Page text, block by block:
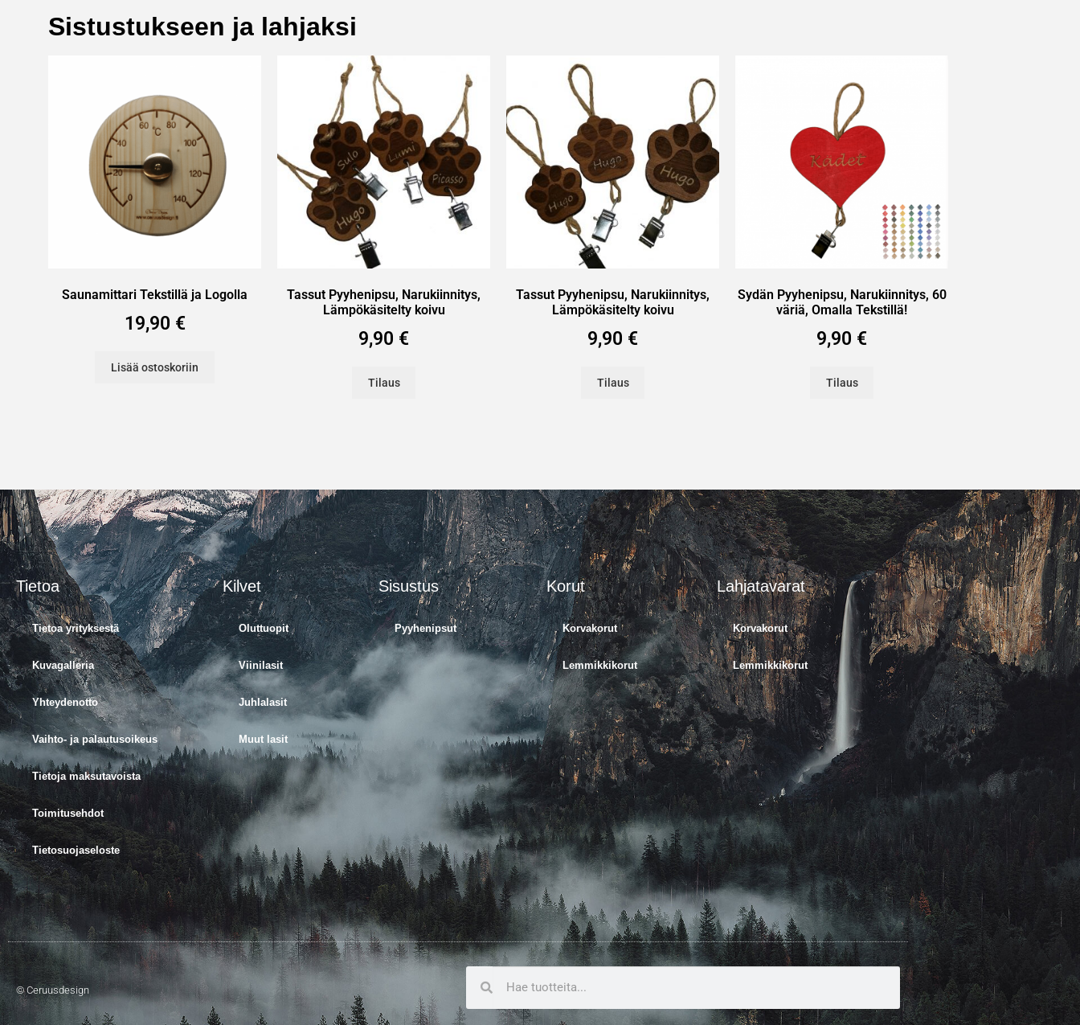
Sistustukseen ja lahjaksi
Saunamittari Tekstillä ja Logolla
19,90 €
Lisää ostoskoriin
Tassut Pyyhenipsu, Narukiinnitys,
Lämpökäsitelty koivu
9,90 €
Tilaus
Tassut Pyyhenipsu, Narukiinnitys,
Lämpökäsitelty koivu
9,90 €
Tilaus
Sydän Pyyhenipsu, Narukiinnitys, 60
väriä, Omalla Tekstillä!
9,90 €
Tilaus
Tietoa
Tietoa yrityksestä
Kuvagalleria
Yhteydenotto
Vaihto- ja palautusoikeus
Tietoja maksutavoista
Toimitusehdot
Tietosuojaseloste
Kilvet
Oluttuopit
Viinilasit
Juhlalasit
Muut lasit
Sisustus
Pyyhenipsut
Korut
Korvakorut
Lemmikkikorut
Lahjatavarat
Korvakorut
Lemmikkikorut
© Ceruusdesign